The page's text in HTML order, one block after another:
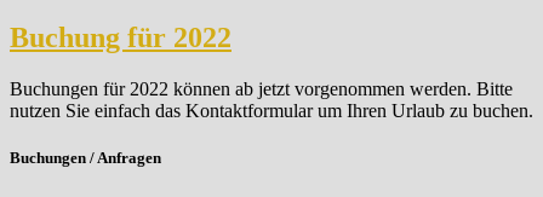
Buchung für 2022
Buchungen für 2022 können ab jetzt vorgenommen werden. Bitte
nutzen Sie einfach das Kontaktformular um Ihren Urlaub zu buchen.
Buchungen / Anfragen